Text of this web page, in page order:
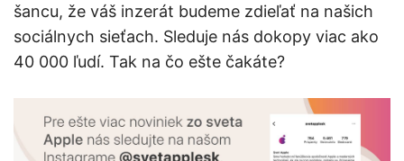
šancu, že váš inzerát budeme zdieľať na našich
sociálnych sieťach. Sleduje nás dokopy viac ako
40 000 ľudí. Tak na čo ešte čakáte?